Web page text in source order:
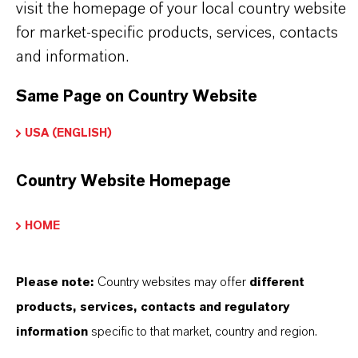
Koaleszenzmittel (PDF, 869 KB)
wir weit mehr als nur hochwertige Produkte: Wir
partnerschaftliches Denken. Im Mittelpunkt
Kunden. Unsere Kunden profitieren von
maßgeschneiderten Lösungen, globaler Präsenz
und einem tiefen Verständnis ihrer Märkte. Hier
visit the homepage of your local country website
for market-specific products, services, contacts
and information.
Same Page on Country Website
USA (ENGLISH)
Country Website Homepage
HOME
Please note: Country websites may offer different
products, services, contacts and regulatory
information specific to that market, country and region.